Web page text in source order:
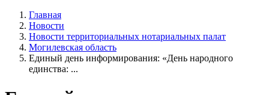
Главная
Новости
Новости территориальных нотариальных палат
Могилевская область
Единый день информирования: «День народного
единства: ...